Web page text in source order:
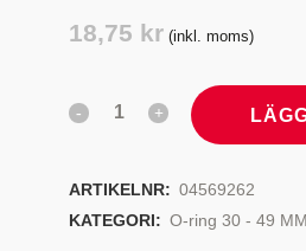
18,75 kr (inkl. moms)
ARTIKELNR: 04569262
KATEGORI: O-ring 30 - 49 MM